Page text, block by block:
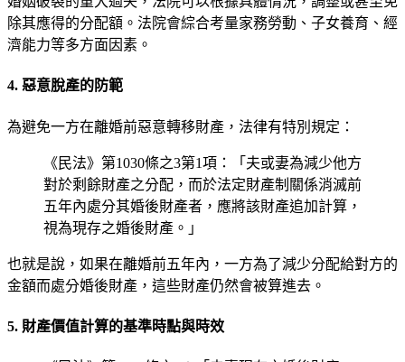
除其應得的分配額。法院會綜合考量家務勞動、子女養育、經
濟能力等多方面因素。
4. 惡意脫產的防範
為避免一方在離婚前惡意轉移財產，法律有特別規定：
《民法》第1030條之3第1項：「夫或妻為減少他方
對於剩餘財產之分配，而於法定財產制關係消滅前
五年內處分其婚後財產者，應將該財產追加計算，
視為現存之婚後財產。」
也就是說，如果在離婚前五年內，一方為了減少分配給對方的
金額而處分婚後財產，這些財產仍然會被算進去。
5. 財產價值計算的基準時點與時效